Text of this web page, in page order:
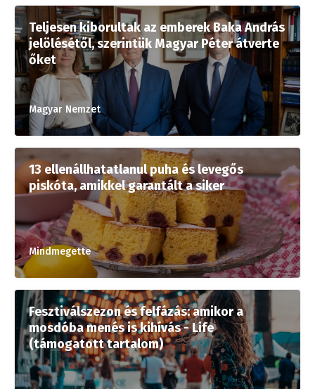
Teljesen kiborultak az emberek Baka András
jelölésétől, szerintük Magyar Péter átverte
őket
Magyar Nemzet
13 ellenállhatatlanul puha és levegős
piskóta, amikkel garantált a siker
Mindmegette
Fesztiválszezon és felfázás: amikor a
mosdóba menés is kihívás - Life
(támogatott tartalom)